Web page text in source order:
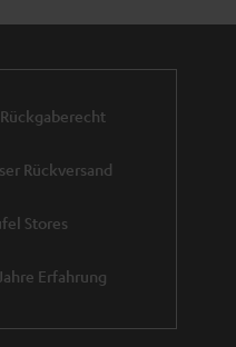
Rückversand
Stores
Erfahrung